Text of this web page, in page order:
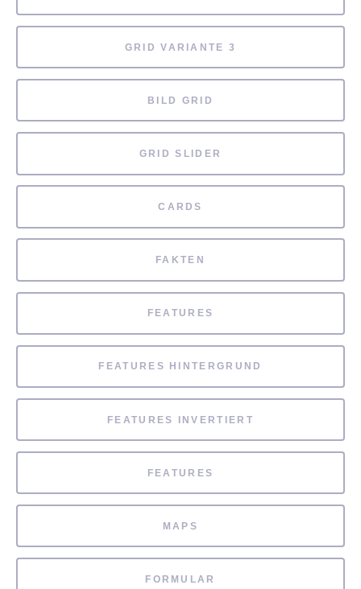
GRID VARIANTE 3
BILD GRID
GRID SLIDER
CARDS
FAKTEN
FEATURES
FEATURES HINTERGRUND
FEATURES INVERTIERT
FEATURES
MAPS
FORMULAR